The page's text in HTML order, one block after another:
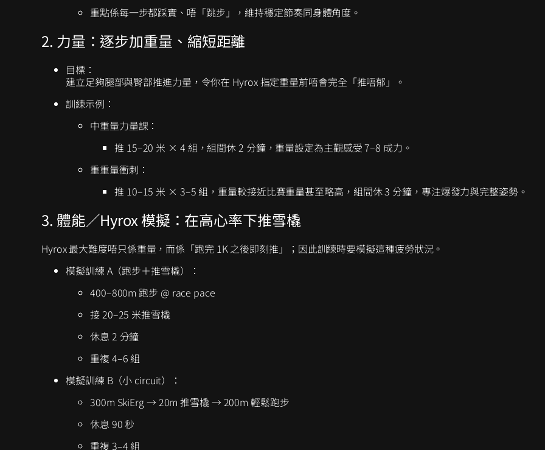
重點係每一步都踩實、唔「跳步」，維持穩定節奏同身體角度。
2. 力量：逐步加重量、縮短距離
目標：
建立足夠腿部與臀部推進力量，令你在 Hyrox 指定重量前唔會完全「推唔郁」。
訓練示例：
中重量力量課：
推 15–20 米 × 4 組，組間休 2 分鐘，重量設定為主觀感受 7–8 成力。
重重量衝刺：
推 10–15 米 × 3–5 組，重量較接近比賽重量甚至略高，組間休 3 分鐘，專注爆發力與完整姿勢。
3. 體能／Hyrox 模擬：在高心率下推雪橇
Hyrox 最大難度唔只係重量，而係「跑完 1K 之後即刻推」；因此訓練時要模擬這種疲勞狀況。
模擬訓練 A（跑步＋推雪橇）：
400–800m 跑步 @ race pace
接 20–25 米推雪橇
休息 2 分鐘
重複 4–6 組
模擬訓練 B（小 circuit）：
300m SkiErg → 20m 推雪橇 → 200m 輕鬆跑步
休息 90 秒
重複 3–4 組